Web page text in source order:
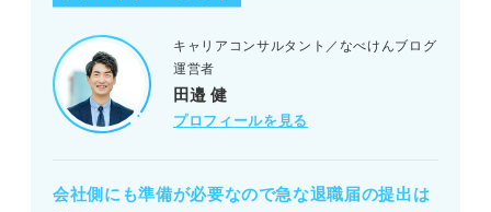
キャリアコンサルタント／なべけんブログ
運営者
田邉 健
プロフィールを見る
会社側にも準備が必要なので急な退職届の提出は